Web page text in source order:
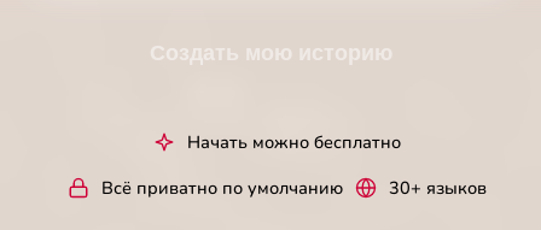
Создать мою историю
Начать можно бесплатно
Всё приватно по умолчанию
30+ языков